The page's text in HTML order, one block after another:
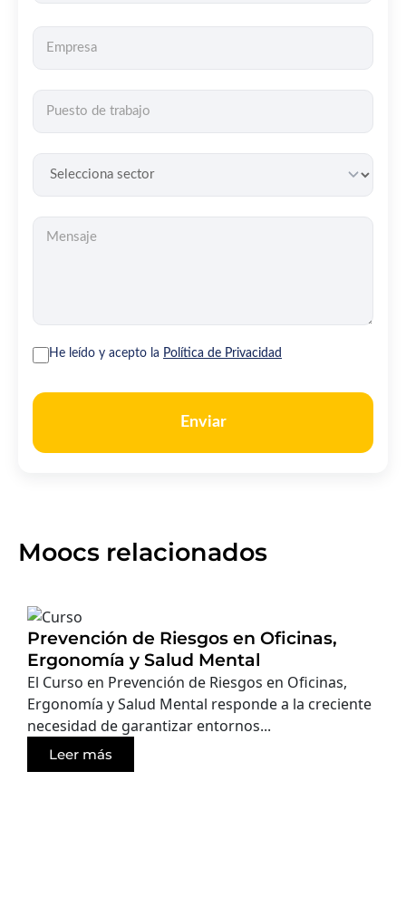
He leído y acepto la Política de Privacidad
Enviar
Moocs relacionados
Prevención de Riesgos en Oficinas,
Ergonomía y Salud Mental
El Curso en Prevención de Riesgos en Oficinas,
Ergonomía y Salud Mental responde a la creciente
necesidad de garantizar entornos...
Leer más